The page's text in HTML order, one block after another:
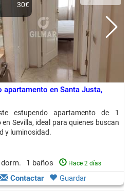
30€
apartamento en Santa Justa,
estupendo apartamento de 1
Sevilla, ideal para quienes buscan
y luminosidad.
dorm. 1 baños Hace 2 días
Contactar Guardar